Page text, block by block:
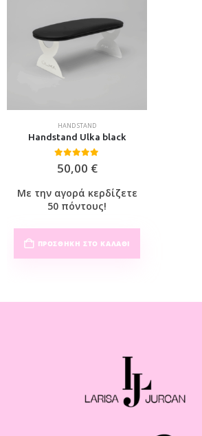
HAND STAND
Handstand Ulka black
0out of 5
50,00 €
Με την αγορά κερδίζετε
50 πόντους!
ΠΡΟΣΘΉΚΗ ΣΤΟ ΚΑΛΆΘΙ